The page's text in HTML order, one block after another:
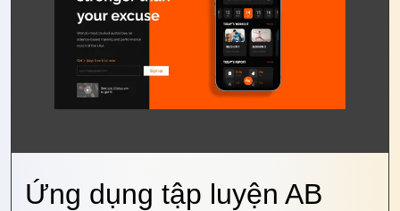
Ứng dụng tập luyện AB